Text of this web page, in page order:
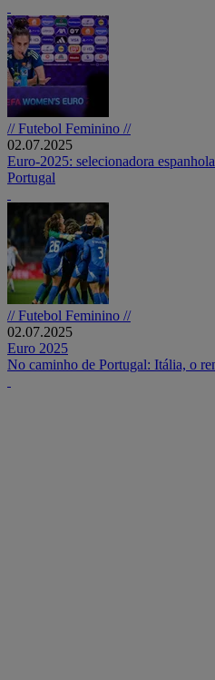
// Futebol Feminino //
02.07.2025
Euro-2025: selecionadora
Portugal
// Futebol Feminino //
02.07.2025
Euro 2025
No caminho de Portugal: Itália, o